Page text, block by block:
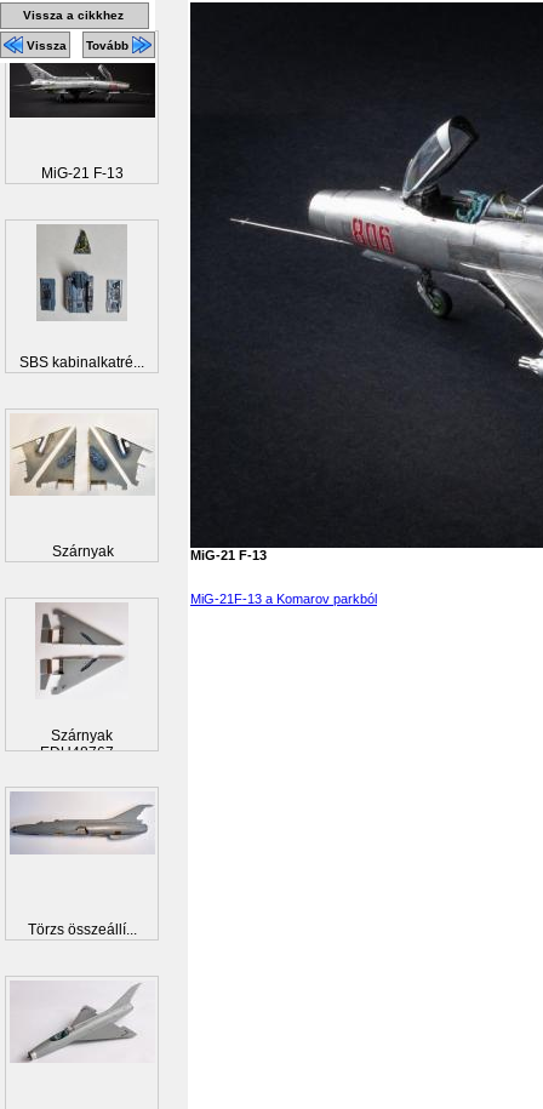
MiG-21 F-13
MiG-21F-13 a Komarov parkból
Vissza a cikkhez
Vissza Tovább
MiG-21 F-13
SBS kabinalkatré...
Szárnyak
Szárnyak
EDU48767...
Törzs összeállí...